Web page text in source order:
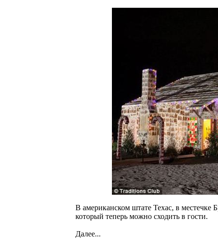
В американском штате Техас, в
который теперь можно сходить в гости.
Далее...